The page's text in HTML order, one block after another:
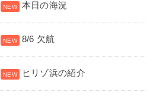
本日の海況
8/6 欠航
ヒリゾ浜の紹介